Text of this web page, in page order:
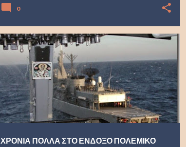
0
ΧΡΟΝΙΑ ΠΟΛΛΑ ΣΤΟ ΕΝΔΟΞΟ ΠΟΛΕΜΙΚΟ